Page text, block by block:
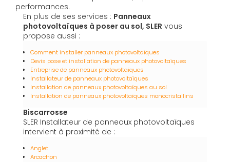
performances.
En plus de ses services : Panneaux
photovoltaïques à poser au sol, SLER vous
propose aussi :
Comment installer panneaux photovoltaïques
Devis pose et installation de panneaux photovoltaïques
Entreprise de panneaux photovoltaïques
Installateur de panneaux photovoltaïques
Installation de panneaux photovoltaïques au sol
Installation de panneaux photovoltaïques monocristallins
Biscarrosse
SLER Installateur de panneaux photovoltaïques
intervient à proximité de :
Anglet
Arcachon